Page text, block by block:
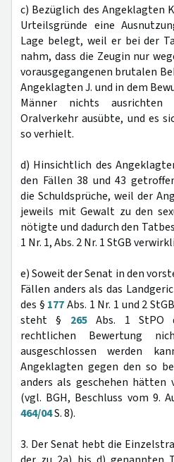
c) Bezüglich des Angeklagten
Urteilsgründe eine
Lage belegt, weil er bei der
nahm, dass die Zeugin nur
vorausgegangenen brutalen
Angeklagten J. und in dem
Männer nichts
Oralverkehr ausübte, und es
so verhielt.
d) Hinsichtlich des
den Fällen 38 und 43
die Schuldsprüche, weil der
jeweils mit Gewalt zu den
nötigte und dadurch den
1 Nr. 1, Abs. 2 Nr. 1 StGB
e) Soweit der Senat in den
Fällen anders als das
des § 177Abs. 1 Nr. 1 und 2
steht § 265Abs. 1 StPO
rechtlichen Bewertung
ausgeschlossen werden
Angeklagten gegen den so
anders als geschehen hätten
(vgl. BGH, Beschluss vom 9.
464/04S. 8).
3. Der Senat hebt die